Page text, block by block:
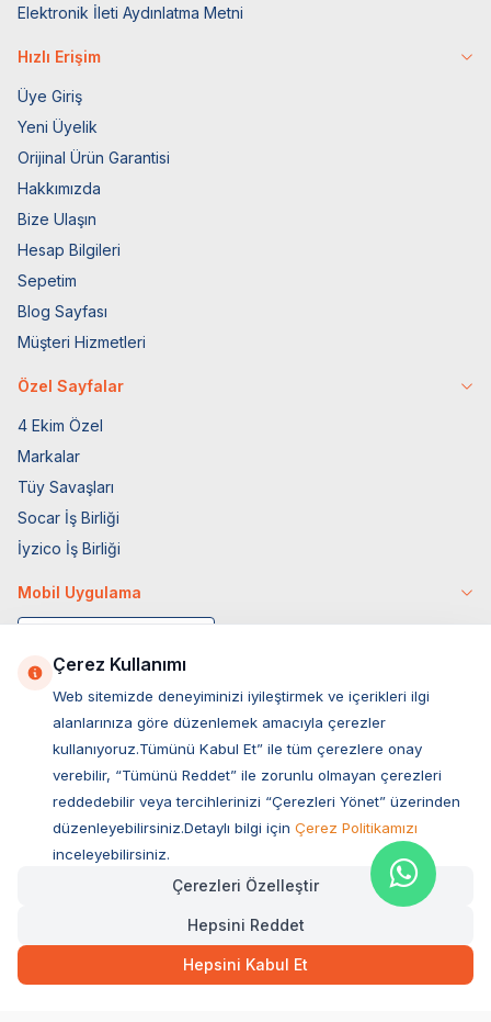
Elektronik İleti Aydınlatma Metni
Hızlı Erişim
Üye Giriş
Yeni Üyelik
Orijinal Ürün Garantisi
Hakkımızda
Bize Ulaşın
Hesap Bilgileri
Sepetim
Blog Sayfası
Müşteri Hizmetleri
Özel Sayfalar
4 Ekim Özel
Markalar
Tüy Savaşları
Socar İş Birliği
İyzico İş Birliği
Mobil Uygulama
Müşteri Hizmetleri
Sıkça Sorulan Sorular
Ovacık Mah. Hacıoğlu Sok. No:13 Başiskele / KOCAELİ
Müşteri Destek Hattı
Çerez Kullanımı
Web sitemizde deneyiminizi iyileştirmek ve içerikleri ilgi
alanlarınıza göre düzenlemek amacıyla çerezler
kullanıyoruz.Tümünü Kabul Et” ile tüm çerezlere onay
verebilir, “Tümünü Reddet” ile zorunlu olmayan çerezleri
reddedebilir veya tercihlerinizi “Çerezleri Yönet” üzerinden
düzenleyebilirsiniz.Detaylı bilgi için Çerez Politikamızı
inceleyebilirsiniz.
Çerezleri Özelleştir
Hepsini Reddet
Hepsini Kabul Et